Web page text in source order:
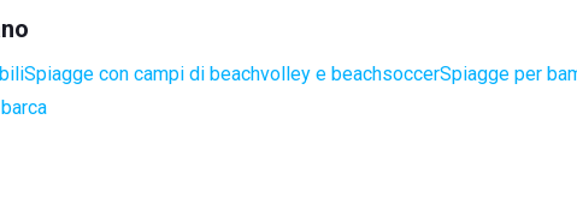
Spiagge con campi di beachvolley e beachsoccerSpiagge per